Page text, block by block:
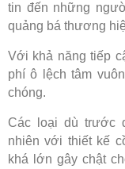
tin đến những
quảng bá thương
Với khả năng tiếp
phí ô lệch tâm
chóng.
Các loại dù trước
nhiên với thiết kế
khá lớn gây chật